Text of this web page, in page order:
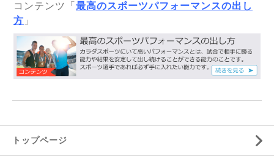
コンテンツ「 最高のスポーツパフォーマンスの出し
方 」
トップページ